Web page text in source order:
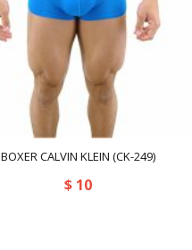
BOXER CALVIN KLEIN (CK-249)
$10